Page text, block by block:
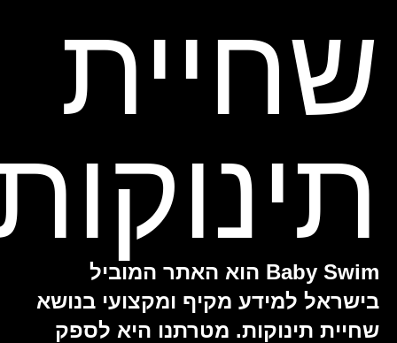
שחיית
תינוקות
Baby Swim הוא האתר המוביל
בישראל למידע מקיף ומקצועי בנושא
שחיית תינוקות. מטרתנו היא לספק